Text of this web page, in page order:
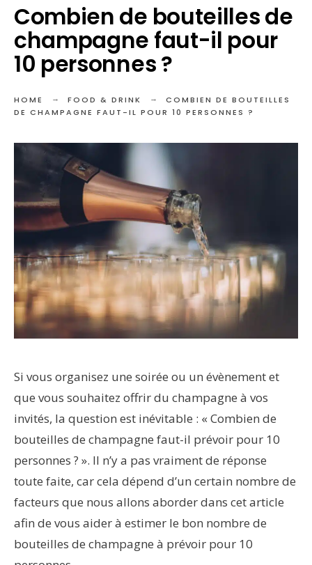
Combien de bouteilles de
champagne faut-il pour
10 personnes ?
HOME FOOD & DRINK
COMBIEN DE BOUTEILLES
DE CHAMPAGNE FAUT-IL POUR 10 PERSONNES ?
Si vous organisez une soirée ou un évènement et
que vous souhaitez offrir du champagne à vos
invités, la question est inévitable : « Combien de
bouteilles de champagne faut-il prévoir pour 10
personnes ? ». Il n’y a pas vraiment de réponse
toute faite, car cela dépend d’un certain nombre de
facteurs que nous allons aborder dans cet article
afin de vous aider à estimer le bon nombre de
bouteilles de champagne à prévoir pour 10